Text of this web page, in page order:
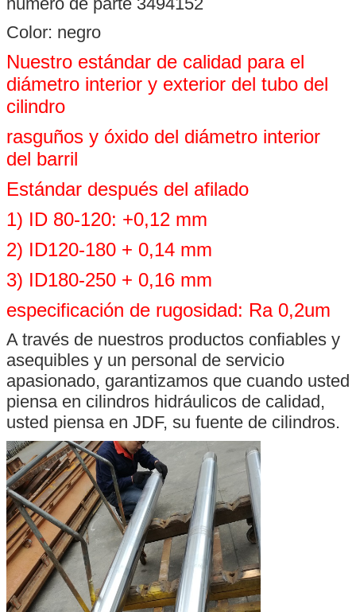
Color: negro
Nuestro estándar de calidad para el
diámetro interior y exterior del tubo del
cilindro
rasguños y óxido del diámetro interior
del barril
Estándar después del afilado
1) ID 80-120: +0,12 mm
2) ID120-180 + 0,14 mm
3) ID180-250 + 0,16 mm
especificación de rugosidad: Ra 0,2um
A través de nuestros productos confiables y
asequibles y un personal de servicio
apasionado, garantizamos que cuando usted
piensa en cilindros hidráulicos de calidad,
usted piensa en JDF, su fuente de cilindros.